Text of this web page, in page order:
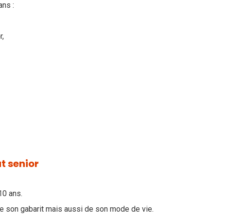
:
senior
ans.
son gabarit mais aussi de son mode de vie.